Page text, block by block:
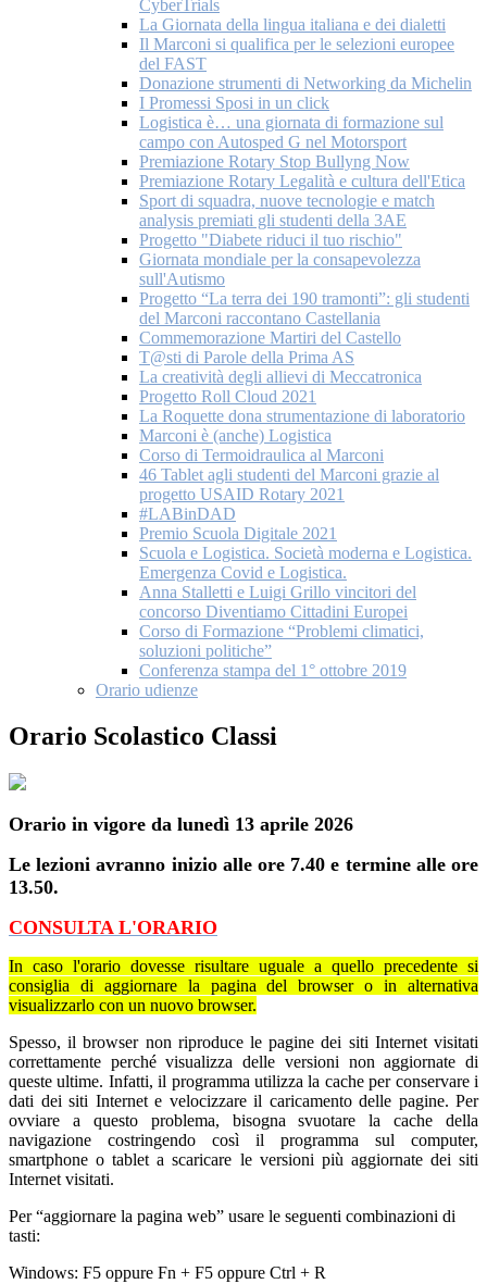
CyberTrials
La Giornata della lingua italiana e dei dialetti
Il Marconi si qualifica per le selezioni europee
del FAST
Donazione strumenti di Networking da Michelin
I Promessi Sposi in un click
Logistica è… una giornata di formazione sul
campo con Autosped G nel Motorsport
Premiazione Rotary Stop Bullyng Now
Premiazione Rotary Legalità e cultura dell'Etica
Sport di squadra, nuove tecnologie e match
analysis premiati gli studenti della 3AE
Progetto "Diabete riduci il tuo rischio"
Giornata mondiale per la consapevolezza
sull'Autismo
Progetto “La terra dei 190 tramonti”: gli studenti
del Marconi raccontano Castellania
Commemorazione Martiri del Castello
T@sti di Parole della Prima AS
La creatività degli allievi di Meccatronica
Progetto Roll Cloud 2021
La Roquette dona strumentazione di laboratorio
Marconi è (anche) Logistica
Corso di Termoidraulica al Marconi
46 Tablet agli studenti del Marconi grazie al
progetto USAID Rotary 2021
#LABinDAD
Premio Scuola Digitale 2021
Scuola e Logistica. Società moderna e Logistica.
Emergenza Covid e Logistica.
Anna Stalletti e Luigi Grillo vincitori del
concorso Diventiamo Cittadini Europei
Corso di Formazione “Problemi climatici,
soluzioni politiche”
Conferenza stampa del 1° ottobre 2019
Orario udienze
Orario Scolastico Classi
Orario in vigore da lunedì 13 aprile 2026
Le lezioni avranno inizio alle ore 7.40 e termine alle ore
13.50.
CONSULTA L'ORARIO
In caso l'orario dovesse risultare uguale a quello precedente si
consiglia di aggiornare la pagina del browser o in alternativa
visualizzarlo con un nuovo browser.
Spesso, il browser non riproduce le pagine dei siti Internet visitati
correttamente perché visualizza delle versioni non aggiornate di
queste ultime. Infatti, il programma utilizza la cache per conservare i
dati dei siti Internet e velocizzare il caricamento delle pagine. Per
ovviare a questo problema, bisogna svuotare la cache della
navigazione costringendo così il programma sul computer,
smartphone o tablet a scaricare le versioni più aggiornate dei siti
Internet visitati.
Per “aggiornare la pagina web” usare le seguenti combinazioni di
tasti:
Windows: F5 oppure Fn + F5 oppure Ctrl + R